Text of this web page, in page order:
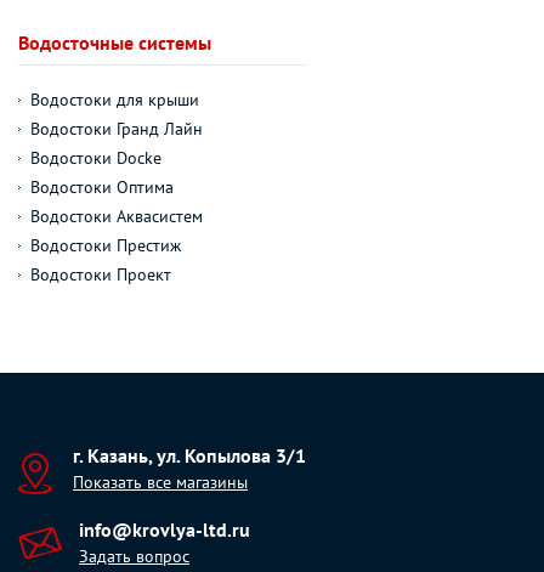
Водосточные системы
Водостоки для крыши
Водостоки Гранд Лайн
Водостоки Docke
Водостоки Оптима
Водостоки Аквасистем
Водостоки Престиж
Водостоки Проект
г. Казань, ул. Копылова 3/1
Показать все магазины
info@krovlya-ltd.ru
Задать вопрос